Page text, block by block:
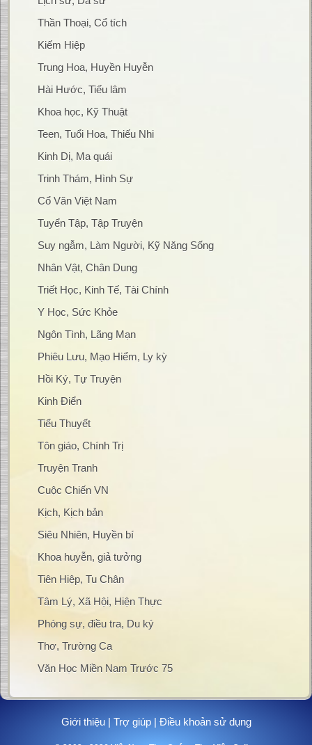
Thần Thoại, Cổ tích
Kiếm Hiệp
Trung Hoa, Huyền Huyễn
Hài Hước, Tiếu lâm
Khoa học, Kỹ Thuật
Teen, Tuổi Hoa, Thiếu Nhi
Kinh Dị, Ma quái
Trinh Thám, Hình Sự
Cổ Văn Việt Nam
Tuyển Tập, Tập Truyện
Suy ngẫm, Làm Người, Kỹ Năng Sống
Nhân Vật, Chân Dung
Triết Học, Kinh Tế, Tài Chính
Y Học, Sức Khỏe
Ngôn Tình, Lãng Mạn
Phiêu Lưu, Mạo Hiểm, Ly kỳ
Hồi Ký, Tự Truyện
Kinh Điển
Tiểu Thuyết
Tôn giáo, Chính Trị
Truyện Tranh
Cuộc Chiến VN
Kịch, Kịch bản
Siêu Nhiên, Huyền bí
Khoa huyễn, giả tưởng
Tiên Hiệp, Tu Chân
Tâm Lý, Xã Hội, Hiện Thực
Phóng sự, điều tra, Du ký
Thơ, Trường Ca
Văn Học Miền Nam Trước 75
Giới thiệu| Trợ giúp| Điều khoản sử dụng